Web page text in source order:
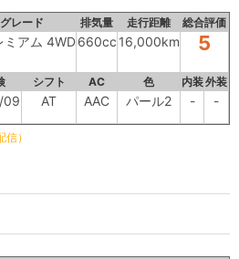
グレード 排気量 走行距離 総合評価
ミアム 4WD660cc 16,000km 5
シフト AC 色 内装外装
09 AT AAC パール2 - -
）